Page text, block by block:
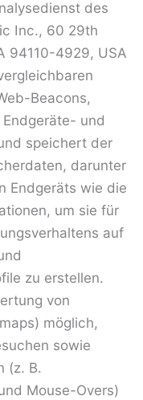
des
Inc., 60 29th
94110-4929, USA
Beacons,
und
speichert der
darunter
Endgeräts wie die
um sie für
auf
zu erstellen.
von
möglich,
sowie
(z. B.
Mouse-Overs)